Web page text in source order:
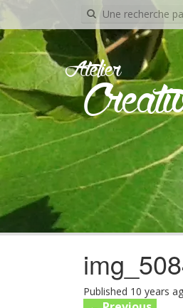
Recherche
pour:
Atelier
Published 10 years